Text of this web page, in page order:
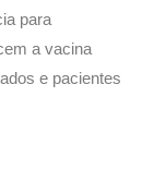
para
a vacina
e pacientes